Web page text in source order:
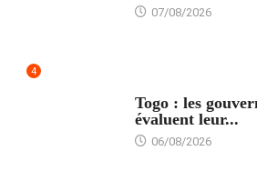
07/08/2026
4
Togo : les
évaluent leur...
06/08/2026